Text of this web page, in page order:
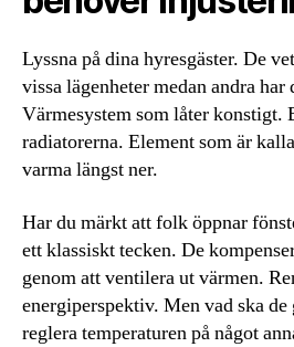
Lyssna på dina hyresgäster. De
vissa lägenheter medan andra
Värmesystem som låter konstigt.
radiatorerna. Element som är
varma längst ner.
Har du märkt att folk öppnar
ett klassiskt tecken. De
genom att ventilera ut värmen.
energiperspektiv. Men vad ska
reglera temperaturen på något